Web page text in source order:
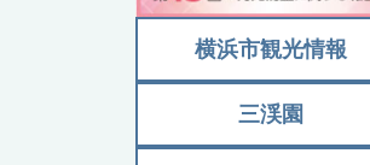
横浜市観光情報
三渓園